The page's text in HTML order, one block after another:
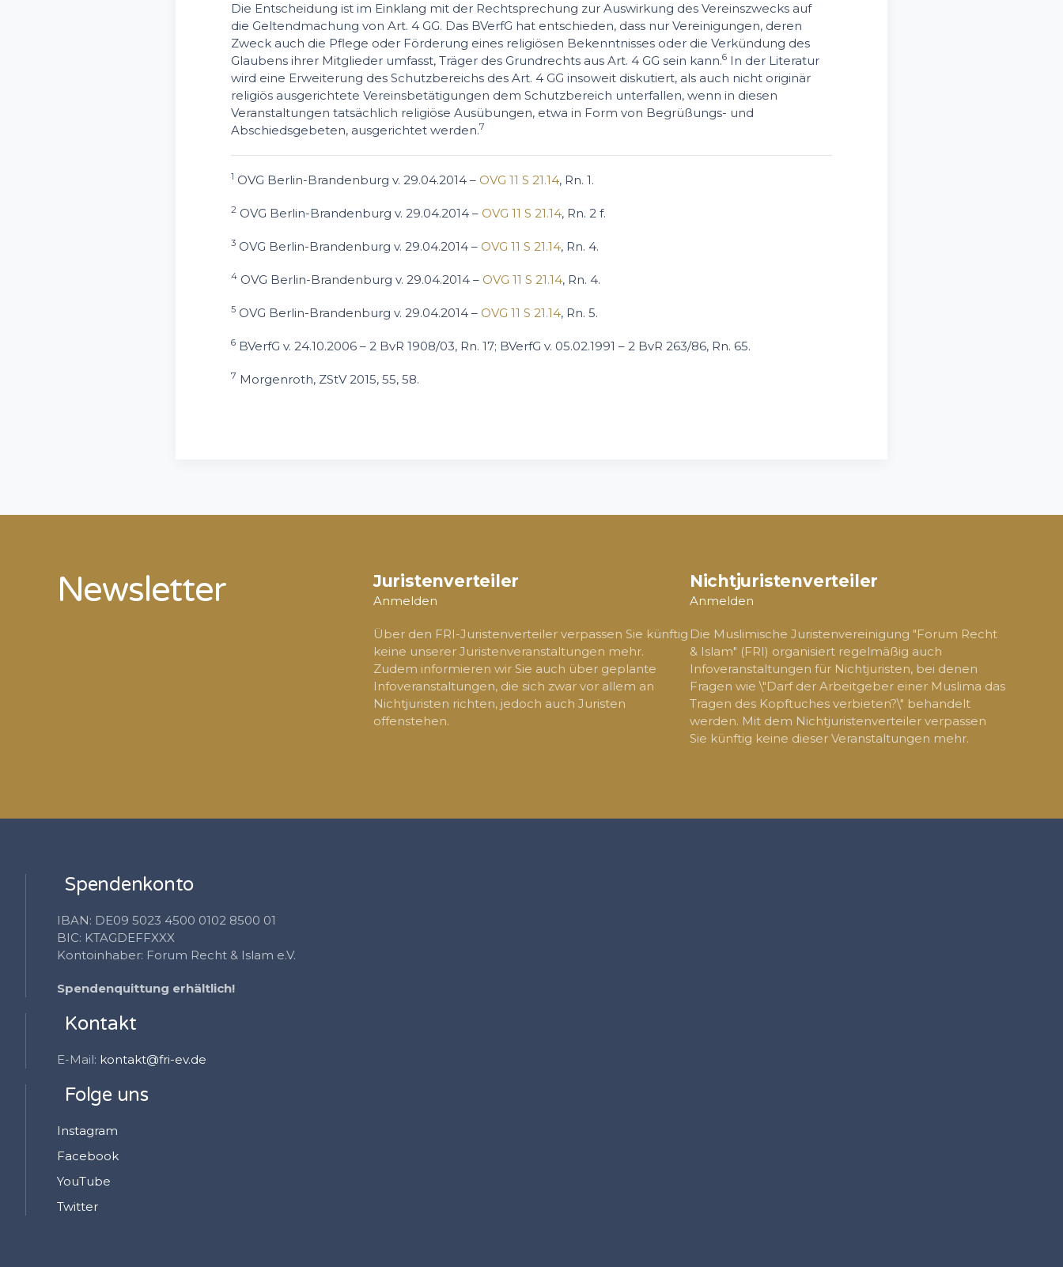
Die Entscheidung ist im Einklang mit der Rechtsprechung zur Auswirkung des Vereinszwecks auf
die Geltendmachung von Art. 4 GG. Das BVerfG hat entschieden, dass nur Vereinigungen, deren
Zweck auch die Pflege oder Förderung eines religiösen Bekenntnisses oder die Verkündung des
Glaubens ihrer Mitglieder umfasst, Träger des Grundrechts aus Art. 4 GG sein kann.6 In der Literatur
wird eine Erweiterung des Schutzbereichs des Art. 4 GG insoweit diskutiert, als auch nicht originär
religiös ausgerichtete Vereinsbetätigungen dem Schutzbereich unterfallen, wenn in diesen
Veranstaltungen tatsächlich religiöse Ausübungen, etwa in Form von Begrüßungs- und
Abschiedsgebeten, ausgerichtet werden.7
1 OVG Berlin-Brandenburg v. 29.04.2014 – OVG 11 S 21.14, Rn. 1.
2 OVG Berlin-Brandenburg v. 29.04.2014 – OVG 11 S 21.14, Rn. 2 f.
3 OVG Berlin-Brandenburg v. 29.04.2014 – OVG 11 S 21.14, Rn. 4.
4 OVG Berlin-Brandenburg v. 29.04.2014 – OVG 11 S 21.14, Rn. 4.
5 OVG Berlin-Brandenburg v. 29.04.2014 – OVG 11 S 21.14, Rn. 5.
6 BVerfG v. 24.10.2006 – 2 BvR 1908/03, Rn. 17; BVerfG v. 05.02.1991 – 2 BvR 263/86, Rn. 65.
7 Morgenroth, ZStV 2015, 55, 58.
Newsletter Juristenverteiler
Anmelden
Über den FRI-Juristenverteiler verpassen Sie künftig
keine unserer Juristenveranstaltungen mehr.
Zudem informieren wir Sie auch über geplante
Infoveranstaltungen, die sich zwar vor allem an
Nichtjuristen richten, jedoch auch Juristen
offenstehen.
Nichtjuristenverteiler
Anmelden
Die Muslimische Juristenvereinigung "Forum Recht
& Islam" (FRI) organisiert regelmäßig auch
Infoveranstaltungen für Nichtjuristen, bei denen
Fragen wie \"Darf der Arbeitgeber einer Muslima das
Tragen des Kopftuches verbieten?\" behandelt
werden. Mit dem Nichtjuristenverteiler verpassen
Sie künftig keine dieser Veranstaltungen mehr.
Spendenkonto
IBAN: DE09 5023 4500 0102 8500 01
BIC: KTAGDEFFXXX
Kontoinhaber: Forum Recht & Islam e.V.
Spendenquittung erhältlich!
Kontakt
E-Mail: kontakt@fri-ev.de
Folge uns
Instagram
Facebook
YouTube
Twitter